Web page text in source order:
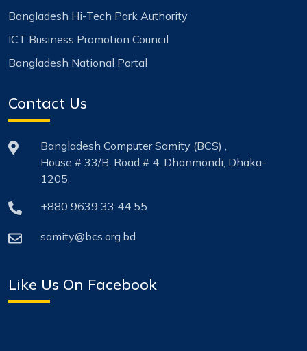
Bangladesh Hi-Tech Park Authority
ICT Business Promotion Council
Bangladesh National Portal
Contact Us
Bangladesh Computer Samity (BCS) ,
House # 33/B, Road # 4, Dhanmondi, Dhaka-
1205.
+880 9639 33 44 55
samity@bcs.org.bd
Like Us On Facebook